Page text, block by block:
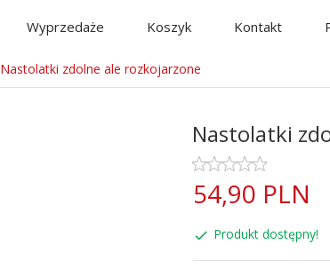
Wyprzedaże Koszyk Kontakt
Nastolatki zdolne ale rozkojarzone
Nastolatki
54,90 PLN
Produkt dostępny!